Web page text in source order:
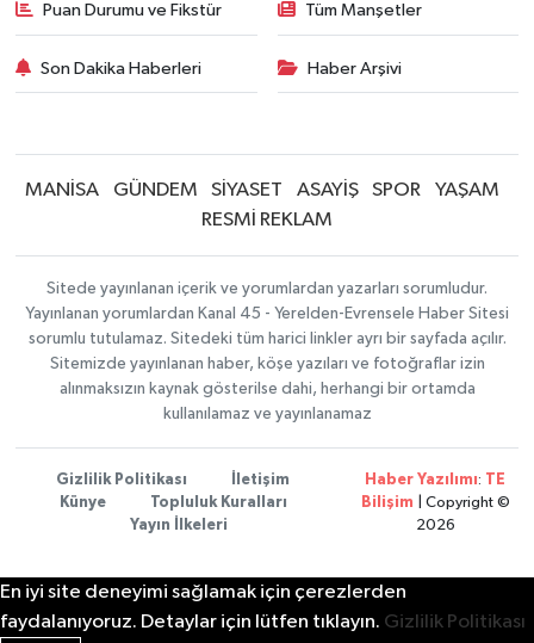
Puan Durumu ve Fikstür Tüm Manşetler
Son Dakika Haberleri Haber Arşivi
MANİSA GÜNDEM SİYASET ASAYİŞ SPOR
YAŞAM
RESMİ REKLAM
Sitede yayınlanan içerik ve yorumlardan yazarları sorumludur.
Yayınlanan yorumlardan Kanal 45 - Yerelden-Evrensele Haber Sitesi
sorumlu tutulamaz. Sitedeki tüm harici linkler ayrı bir sayfada açılır.
Sitemizde yayınlanan haber, köşe yazıları ve fotoğraflar izin
alınmaksızın kaynak gösterilse dahi, herhangi bir ortamda
kullanılamaz ve yayınlanamaz
Gizlilik Politikası
İletişim
Künye
Topluluk Kuralları
Yayın İlkeleri
Haber Yazılımı: TE
Bilişim | Copyright ©
2026
En iyi site deneyimi sağlamak için çerezlerden
faydalanıyoruz. Detaylar için lütfen tıklayın. Gizlilik Politikası